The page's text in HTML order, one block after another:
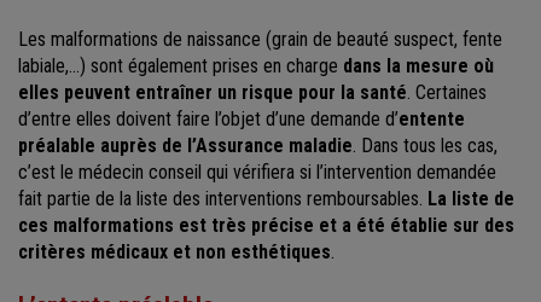
Les malformations de naissance (grain de beauté suspect, fente
labiale,…) sont également prises en charge dans la mesure où
elles peuvent entraîner un risque pour la santé. Certaines
d’entre elles doivent faire l’objet d’une demande d’entente
préalable auprès de l’Assurance maladie. Dans tous les cas,
c’est le médecin conseil qui vérifiera si l’intervention demandée
fait partie de la liste des interventions remboursables. La liste de
ces malformations est très précise et a été établie sur des
critères médicaux et non esthétiques.